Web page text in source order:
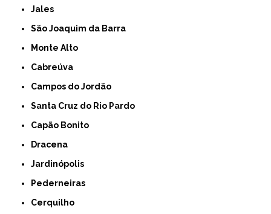
Jales
São Joaquim da Barra
Monte Alto
Cabreúva
Campos do Jordão
Santa Cruz do Rio Pardo
Capão Bonito
Dracena
Jardinópolis
Pederneiras
Cerquilho